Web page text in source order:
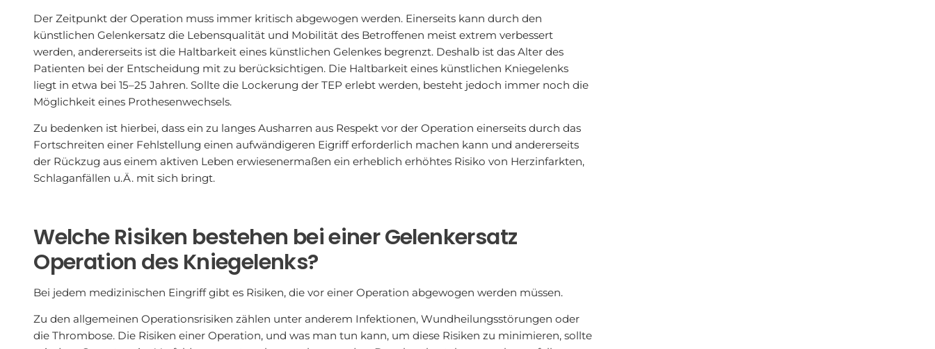
Der Zeitpunkt der Operation muss immer kritisch abgewogen werden. Einerseits kann durch den
künstlichen Gelenkersatz die Lebensqualität und Mobilität des Betroffenen meist extrem verbessert
werden, andererseits ist die Haltbarkeit eines künstlichen Gelenkes begrenzt. Deshalb ist das Alter des
Patienten bei der Entscheidung mit zu berücksichtigen. Die Haltbarkeit eines künstlichen Kniegelenks
liegt in etwa bei 15–25 Jahren. Sollte die Lockerung der TEP erlebt werden, besteht jedoch immer noch die
Möglichkeit eines Prothesenwechsels.
Zu bedenken ist hierbei, dass ein zu langes Ausharren aus Respekt vor der Operation einerseits durch das
Fortschreiten einer Fehlstellung einen aufwändigeren Eigriff erforderlich machen kann und andererseits
der Rückzug aus einem aktiven Leben erwiesenermaßen ein erheblich erhöhtes Risiko von Herzinfarkten,
Schlaganfällen u.Ä. mit sich bringt.
Welche Risiken bestehen bei einer Gelenkersatz
Operation des Kniegelenks?
Bei jedem medizinischen Eingriff gibt es Risiken, die vor einer Operation abgewogen werden müssen.
Zu den allgemeinen Operationsrisiken zählen unter anderem Infektionen, Wundheilungsstörungen oder
die Thrombose. Die Risiken einer Operation, und was man tun kann, um diese Risiken zu minimieren, sollte